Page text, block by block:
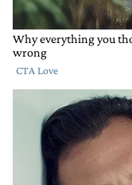
RESPONDER 0